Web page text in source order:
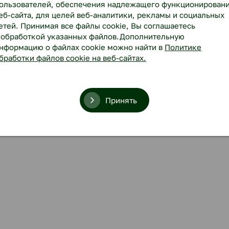
обеспечения надлежащего
сайта, для целей веб-аналитики, рекламы и социальных
Принимая все файлы cookie, Вы соглашаетесь
указанных файлов.Дополнительную
о файлах cookie можно найти в Политике
файлов cookie на веб-сайтах.
Принять